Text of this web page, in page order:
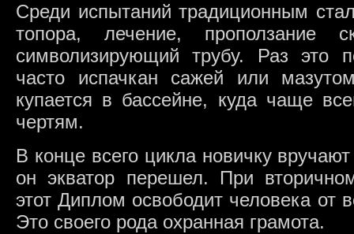
Среди испытаний традиционным
топора, лечение, проползание
символизирующий трубу. Раз это
часто испачкан сажей или
купается в бассейне, куда чаще
чертям.
В конце всего цикла новичку
он экватор перешел. При
этот Диплом освободит человека от
Это своего рода охранная грамота.